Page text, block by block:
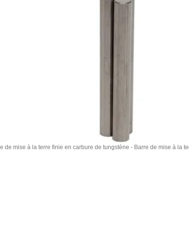
de mise à la terre finie en carbure de tungstène - Barre de mise à la